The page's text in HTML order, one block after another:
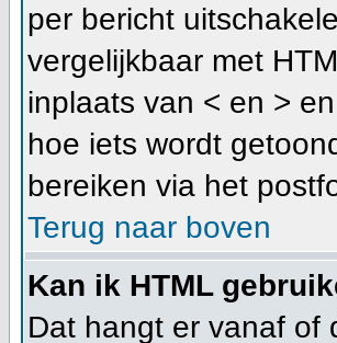
per bericht
vergelijkbaar met
inplaats van < en >
hoe iets wordt
bereiken via het
Terug naar boven
Kan ik HTML
Dat hangt er vanaf of